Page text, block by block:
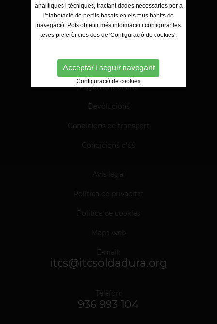
Pagament online
Devolucions
Condicions de transport
Condicions d'ús
Avís legal
Política de privacitat
Política de cookies
Mapa web
E-mail:
itcs@itcsoldadura.org
Telèfon:
936 993 104
analítiques i tècniques, tractant dades necessàries per a
l'elaboració de perfils basats en els teus hàbits de
navegació. Pots obtenir més informació i configurar les
teves preferències des de 'Configuració de cookies'.
Acceptar i seguir navegant
Configuració de cookies